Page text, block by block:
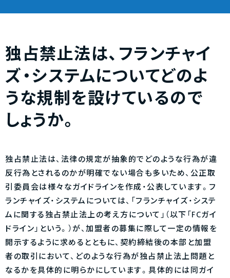
独占禁止法は、フランチャイ
ズ・システムについてどのよ
うな規制を設けているので
しょうか。
独占禁止法は、法律の規定が抽象的でどのような行為が違
反行為とされるのかが明確でない場合も多いため、公正取
引委員会は様々なガイドラインを作成・公表しています。フ
ランチャイズ・システムについては、「フランチャイズ・システ
ムに関する独占禁止法上の考え方について」（以下「FCガイ
ドライン」という。）が、加盟者の募集に際して一定の情報を
開示するように求めるとともに、契約締結後の本部と加盟
者の取引において、どのような行為が独占禁止法上問題と
なるかを具体的に明らかにしています。具体的には同ガイ